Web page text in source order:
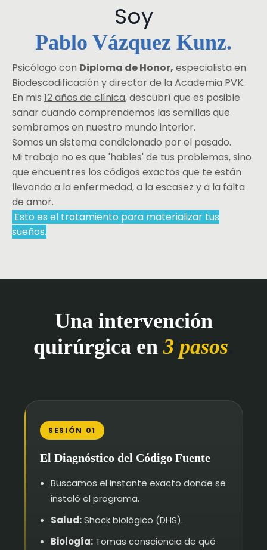
Soy
Pablo Vázquez Kunz.
Psicólogo con Diploma de Honor, especialista en
Biodescodificación y director de la Academia PVK.
En mis 12 años de clínica, descubrí que es posible
sanar cuando comprendemos las semillas que
sembramos en nuestro mundo interior.
Somos un sistema condicionado por el pasado.
Mi trabajo no es que 'hables' de tus problemas, sino
que encuentres los códigos exactos que te están
llevando a la enfermedad, a la escasez y a la falta
de amor.
Esto es el tratamiento para materializar tus
sueños.
Una intervención
quirúrgica en 3 pasos
SESIÓN 01
El Diagnóstico del Código Fuente
Buscamos el instante exacto donde se
instaló el programa.
Salud:Shock biológico (DHS).
Biología: Tomas consciencia de qué